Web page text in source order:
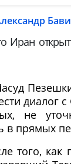
Иран
диалог
не
в прямых
того, как